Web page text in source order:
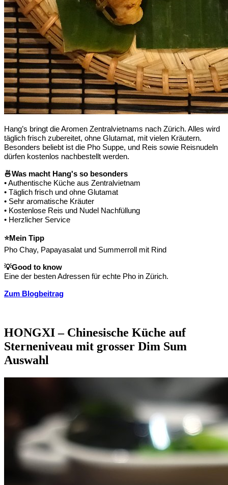
Hang’s bringt die Aromen Zentralvietnams nach Zürich. Alles wird
täglich frisch zubereitet, ohne Glutamat, mit vielen Kräutern.
Besonders beliebt ist die Pho Suppe, und Reis sowie Reisnudeln
dürfen kostenlos nachbestellt werden.
🍜Was macht Hang's so besonders
• Authentische Küche aus Zentralvietnam
• Täglich frisch und ohne Glutamat
• Sehr aromatische Kräuter
• Kostenlose Reis und Nudel Nachfüllung
• Herzlicher Service
⭐Mein Tipp
Pho Chay, Papayasalat und Summerroll mit Rind
💡Good to know
Eine der besten Adressen für echte Pho in Zürich.
Zum Blogbeitrag
HONGXI – Chinesische Küche auf
Sterneniveau mit grosser Dim Sum
Auswahl